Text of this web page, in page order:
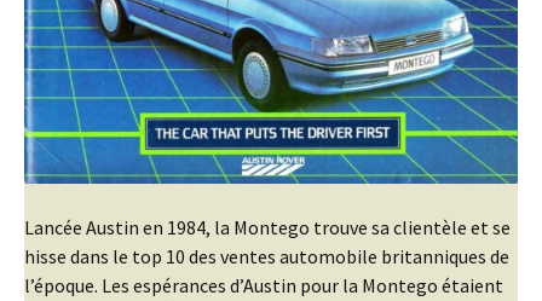
Lancée Austin en 1984, la Montego trouve sa clientèle et se
hisse dans le top 10 des ventes automobile britanniques de
l’époque. Les espérances d’Austin pour la Montego étaient